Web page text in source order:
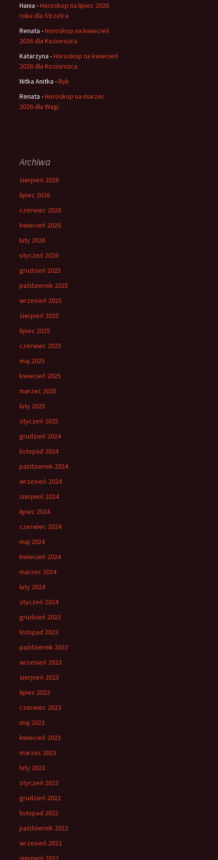
Hania -Horoskop na lipiec 2026
roku dla Strzelca
Renata -Horoskop na kwiecień
2026 dla Koziorożca
Katarzyna -Horoskop na kwiecień
2026 dla Koziorożca
Nitka Anitka -Byk
Renata -Horoskop na marzec
2026 dla Wagi
Archiwa
sierpień 2026
lipiec 2026
czerwiec 2026
kwiecień 2026
luty 2026
styczeń 2026
grudzień 2025
październik 2025
wrzesień 2025
sierpień 2025
lipiec 2025
czerwiec 2025
maj 2025
kwiecień 2025
marzec 2025
luty 2025
styczeń 2025
grudzień 2024
listopad 2024
październik 2024
wrzesień 2024
sierpień 2024
lipiec 2024
czerwiec 2024
maj 2024
kwiecień 2024
marzec 2024
luty 2024
styczeń 2024
grudzień 2023
listopad 2023
październik 2023
wrzesień 2023
sierpień 2023
lipiec 2023
czerwiec 2023
maj 2023
kwiecień 2023
marzec 2023
luty 2023
styczeń 2023
grudzień 2022
listopad 2022
październik 2022
wrzesień 2022
sierpień 2022